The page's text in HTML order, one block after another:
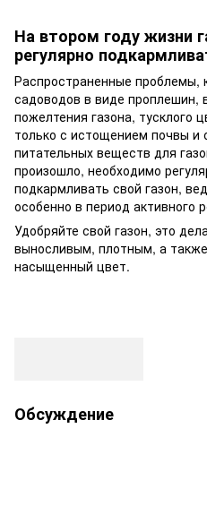
На втором году жизни
регулярно
Распространенные проблемы,
садоводов в виде проплешин,
пожелтения газона, тусклого
только с истощением почвы и
питательных веществ для
произошло, необходимо
подкармливать свой газон,
особенно в период активного
Удобряйте свой газон, это
выносливым, плотным, а
насыщенный цвет.
Обсуждение